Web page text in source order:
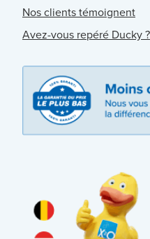
Nos clients témoignent
Avez-vous repéré Ducky ?